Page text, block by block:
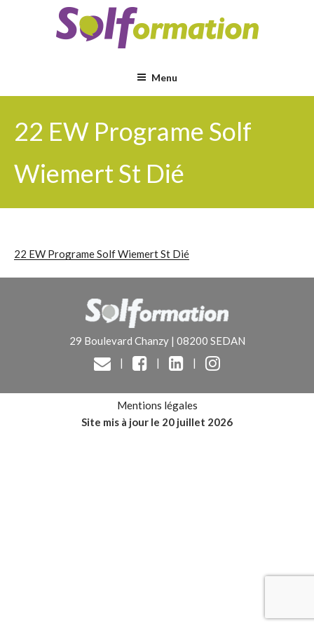
Menu
22 EW Programe Solf
Wiemert St Dié
22 EW Programe Solf Wiemert St Dié
29 Boulevard Chanzy | 08200 SEDAN
|
| |
Mentions légales
Site mis à jour le 20 juillet 2026